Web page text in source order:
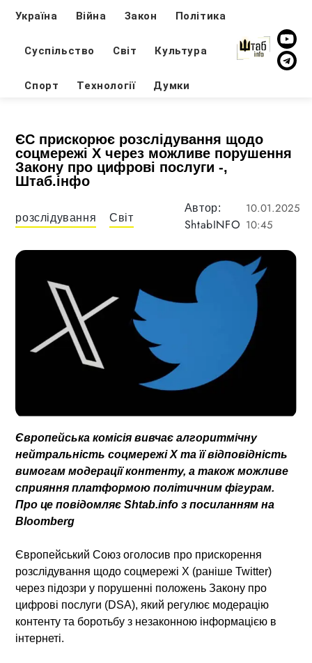
Україна Війна Закон Політика
Суспільство Світ Культура
Спорт Технології Думки
ЄС прискорює розслідування щодо
соцмережі X через можливе порушення
Закону про цифрові послуги -,
Штаб.інфо
розслідування Світ
Автор:
ShtabINFO
10.01.2025
10:45
Європейська комісія вивчає алгоритмічну
нейтральність соцмережі X та її відповідність
вимогам модерації контенту, а також можливе
сприяння платформою політичним фігурам.
Про це повідомляє Shtab.info з посиланням на
Bloomberg
Європейський Союз оголосив про прискорення
розслідування щодо соцмережі X (раніше Twitter)
через підозри у порушенні положень Закону про
цифрові послуги (DSA), який регулює модерацію
контенту та боротьбу з незаконною інформацією в
інтернеті.